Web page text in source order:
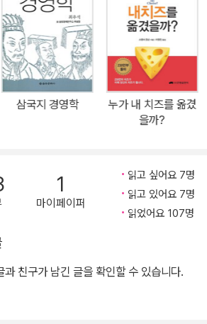
삼국지 경영학
누가 내 치즈를 옮겼
을까?
1
마이페이퍼
읽고 싶어요 7명
읽고 있어요 7명
읽었어요 107명
친구가 남긴 글을 확인할 수 있습니다.